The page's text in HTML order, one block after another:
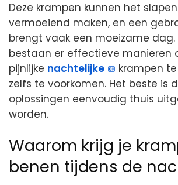
Deze krampen kunnen het
vermoeiend maken, en een
brengt vaak een moeizame dag.
bestaan er effectieve manieren
pijnlijke nachtelijke
krampen
zelfs te voorkomen. Het beste is
oplossingen eenvoudig thuis
worden.
Waarom krijg je
benen tijdens de